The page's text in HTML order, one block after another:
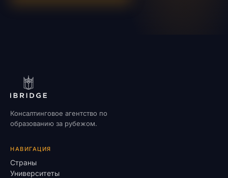
Консалтинговое агентство по
образованию за рубежом.
НАВИГАЦИЯ
Страны
Университеты